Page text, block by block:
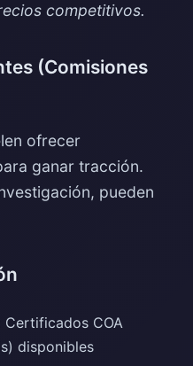
competitivos.
(Comisiones
ofrecer
ganar tracción.
pueden
Certificados COA
disponibles